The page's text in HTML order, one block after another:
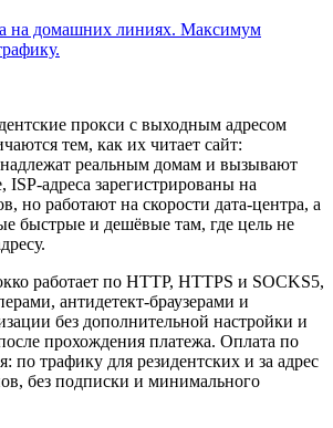
на домашних линиях. Максимум
прокси с выходным адресом
тем, как их читает сайт:
реальным домам и вызывают
ISP-адреса зарегистрированы на
но работают на скорости дата-центра, а
быстрые и дешёвые там, где цель не
работает по HTTP, HTTPS и SOCKS5,
антидетект-браузерами и
без дополнительной настройки и
прохождения платежа. Оплата по
по трафику для резидентских и за адрес
без подписки и минимального